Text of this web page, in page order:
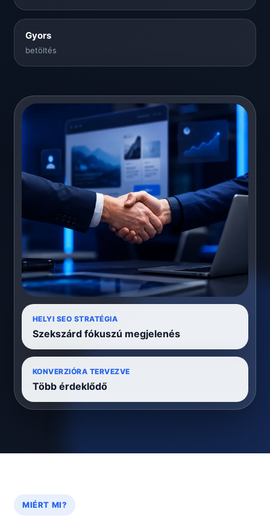
Gyors
betöltés
HELYI SEO STRATÉGIA
Szekszárd fókuszú megjelenés
KONVERZIÓRA TERVEZVE
Több érdeklődő
MIÉRT MI?